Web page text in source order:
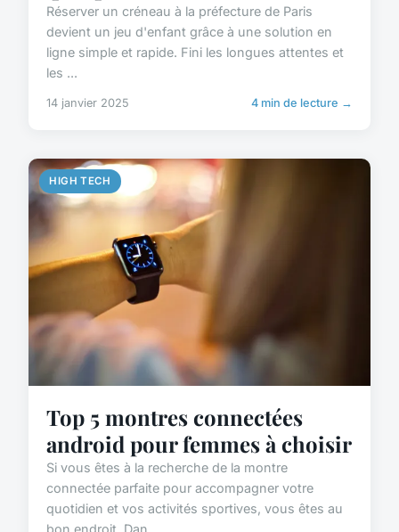
Réserver un créneau à la préfecture de Paris
devient un jeu d'enfant grâce à une solution en
ligne simple et rapide. Fini les longues attentes et
les ...
14 janvier 2025 4 min de lecture →
HIGH TECH
Top 5 montres connectées
android pour femmes à choisir
Si vous êtes à la recherche de la montre
connectée parfaite pour accompagner votre
quotidien et vos activités sportives, vous êtes au